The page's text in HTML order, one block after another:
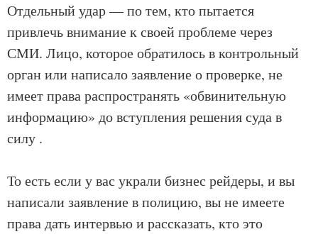
Отдельный удар — по тем, кто пытается
привлечь внимание к своей проблеме через
СМИ. Лицо, которое обратилось в контрольный
орган или написало заявление о проверке, не
имеет права распространять «обвинительную
информацию» до вступления решения суда в
силу .
То есть если у вас украли бизнес рейдеры, и вы
написали заявление в полицию, вы не имеете
права дать интервью и рассказать, кто это